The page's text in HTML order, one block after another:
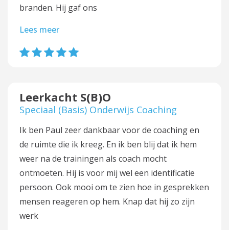
branden. Hij gaf ons
Lees meer
Leerkacht S(B)O
Speciaal (Basis) Onderwijs Coaching
Ik ben Paul zeer dankbaar voor de coaching en
de ruimte die ik kreeg. En ik ben blij dat ik hem
weer na de trainingen als coach mocht
ontmoeten. Hij is voor mij wel een identificatie
persoon. Ook mooi om te zien hoe in gesprekken
mensen reageren op hem. Knap dat hij zo zijn
werk